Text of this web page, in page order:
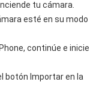
tu cámara.
esté en su modo
continúe e inicie
botón Importar en la